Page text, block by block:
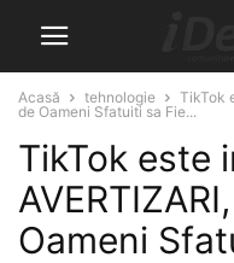
Acasă tehnologie
TikTok
de Oameni Sfatuiti sa Fie...
TikTok este
Oameni